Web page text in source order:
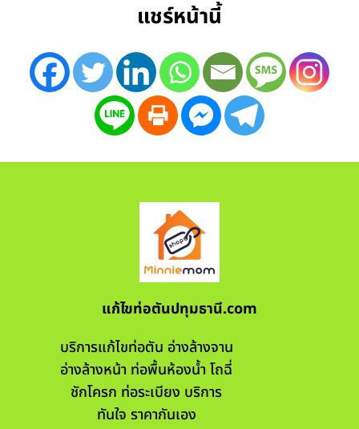
แชร์หน้านี้
แก้ไขท่อตันปทุมธานี.com
บริการแก้ไขท่อตัน อ่างล้างจาน
อ่างล้างหน้า ท่อพื้นห้องน้ำ โถฉี่
ชักโครก ท่อระเบียง บริการ
ทันใจ ราคากันเอง